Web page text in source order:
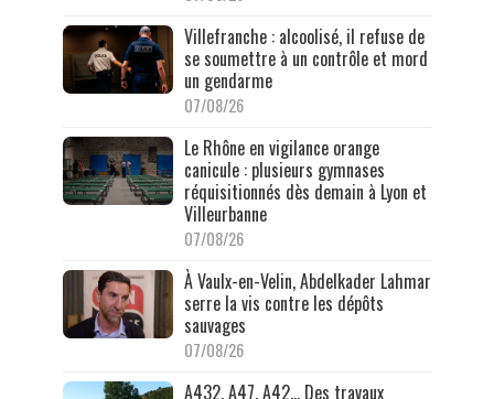
Villefranche : alcoolisé, il refuse de
se soumettre à un contrôle et mord
un gendarme
07/08/26
Le Rhône en vigilance orange
canicule : plusieurs gymnases
réquisitionnés dès demain à Lyon et
Villeurbanne
07/08/26
À Vaulx-en-Velin, Abdelkader Lahmar
serre la vis contre les dépôts
sauvages
07/08/26
A432, A47, A42… Des travaux